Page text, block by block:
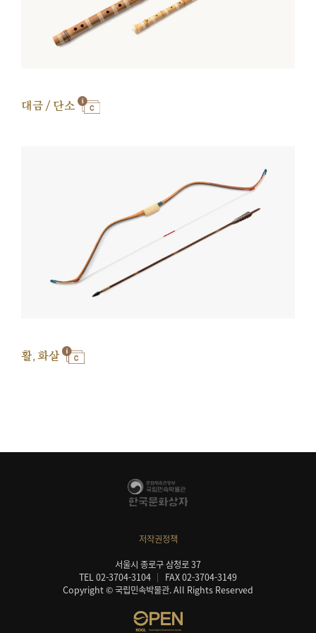
대금 / 단소
활, 화살
저작권정책
서울시 종로구 삼청로 37
TEL 02-3704-3104
FAX 02-3704-3149
Copyright © 국립민속박물관. All Rights Reserved